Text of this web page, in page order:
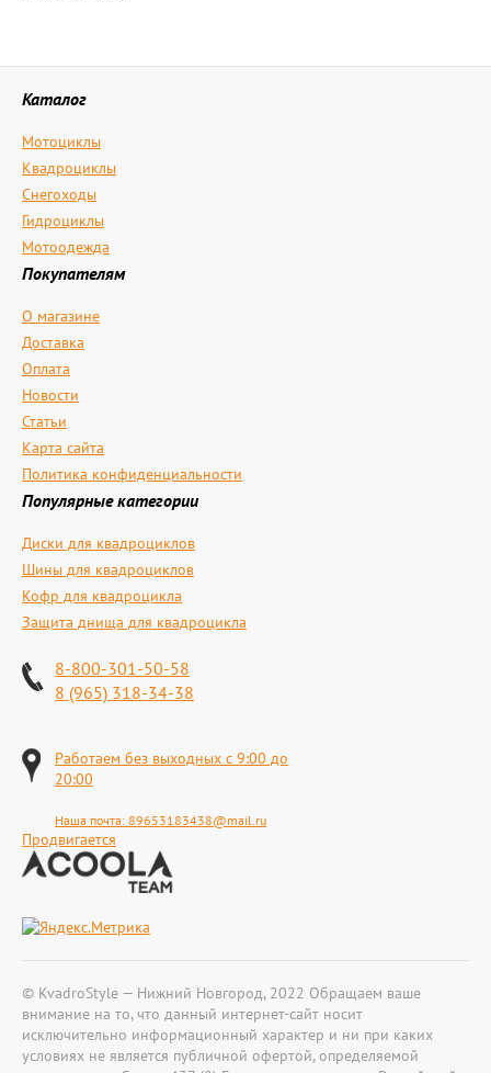
Каталог
Мотоциклы
Квадроциклы
Снегоходы
Гидроциклы
Мотоодежда
Покупателям
О магазине
Доставка
Оплата
Новости
Статьи
Карта сайта
Политика конфиденциальности
Популярные категории
Диски для квадроциклов
Шины для квадроциклов
Кофр для квадроцикла
Защита днища для квадроцикла
8-800-301-50-58
8 (965) 318-34-38
Работаем без выходных с 9:00 до
20:00
Наша почта: 89653183438@mail.ru
Продвигается
© KvadroStyle — Нижний Новгород, 2022 Обращаем ваше
внимание на то, что данный интернет-сайт носит
исключительно информационный характер и ни при каких
условиях не является публичной офертой, определяемой